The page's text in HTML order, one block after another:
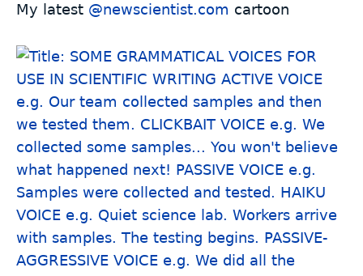
My latest @newscientist.com cartoon